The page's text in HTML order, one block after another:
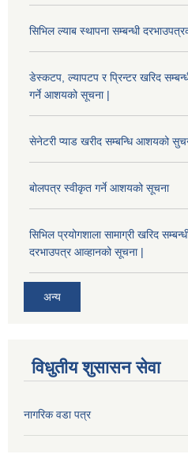
सिभिल ल्याब स्थापना सम्बन्धी
डेस्कटप, ल्यापटप र प्रिन्टर खरिद
गर्ने आशयको सूचना |
सेनेटरी प्याड खरीद सम्बन्धि आशयको
बोलपत्र स्वीकृत गर्ने आशयको सूचना
सिभिल प्रयोगशाला सामाग्री खरिद
दरभाउपत्र आव्हानको सूचना |
अन्य
विधुतीय शुसासन सेवा
नागरिक वडा पत्र